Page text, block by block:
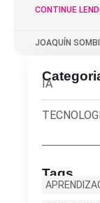
CONTINUE
JOAQUÍN
IA
Tags